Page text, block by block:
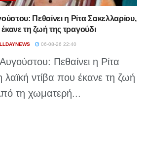
Πεθαίνει η Ρίτα Σακελλαρίου,
τη ζωή της τραγούδι
06-08-26 22:40
Πεθαίνει η Ρίτα
λαϊκή ντίβα που έκανε τη ζωή
τη χωματερή...